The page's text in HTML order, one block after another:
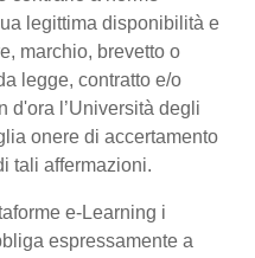
legittima disponibilità e
marchio, brevetto o
legge, contratto e/o
d'ora l’Università degli
onere di accertamento
tali affermazioni.
e-Learning i
espressamente a